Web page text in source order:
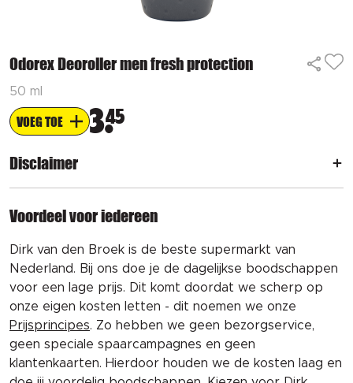
Odorex Deoroller men fresh protection
50 ml
VOEG TOE 345
Disclaimer
Voordeel voor iedereen
Dirk van den Broek is de beste supermarkt van
Nederland. Bij ons doe je de dagelijkse boodschappen
voor een lage prijs. Dit komt doordat we scherp op
onze eigen kosten letten - dit noemen we onze
Prijsprincipes. Zo hebben we geen bezorgservice,
geen speciale spaarcampagnes en geen
klantenkaarten. Hierdoor houden we de kosten laag en